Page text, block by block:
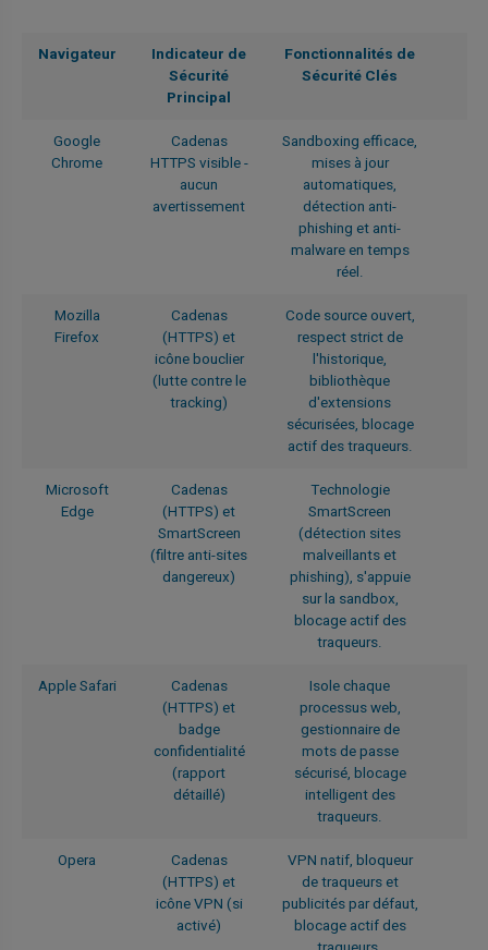
Navigateur
Indicateur de
Sécurité
Principal
Fonctionnalités de
Sécurité Clés
Google
Chrome
Cadenas
HTTPS visible -
aucun
avertissement
Sandboxing efficace,
mises à jour
automatiques,
détection anti-
phishing et anti-
malware en temps
réel.
Mozilla
Firefox
Cadenas
(HTTPS) et
icône bouclier
(lutte contre le
tracking)
Code source ouvert,
respect strict de
l'historique,
bibliothèque
d'extensions
sécurisées, blocage
actif des traqueurs.
Microsoft
Edge
Cadenas
(HTTPS) et
SmartScreen
(filtre anti-sites
dangereux)
Technologie
SmartScreen
(détection sites
malveillants et
phishing), s'appuie
sur la sandbox,
blocage actif des
traqueurs.
Apple Safari
Cadenas
(HTTPS) et
badge
confidentialité
(rapport
détaillé)
Isole chaque
processus web,
gestionnaire de
mots de passe
sécurisé, blocage
intelligent des
traqueurs.
Opera
Cadenas
(HTTPS) et
icône VPN (si
activé)
VPN natif, bloqueur
de traqueurs et
publicités par défaut,
blocage actif des